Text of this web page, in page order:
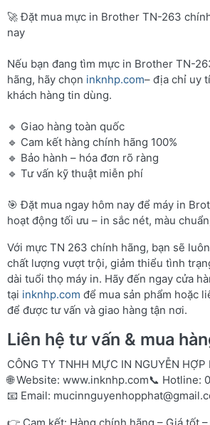
🚀 Đặt mua mực in Brother TN-263
nay
Nếu bạn đang tìm mực in Brother TN-
hãng, hãy chọn inknhp.com– địa chỉ uy
khách hàng tin dùng.
🔹 Giao hàng toàn quốc
🔹 Cam kết hàng chính hãng 100%
🔹 Bảo hành – hóa đơn rõ ràng
🔹 Tư vấn kỹ thuật miễn phí
🎯 Đặt mua ngay hôm nay để máy in
hoạt động tối ưu – in sắc nét, màu
Với mực TN 263 chính hãng, bạn sẽ
chất lượng vượt trội, giảm thiểu tình
dài tuổi thọ máy in. Hãy đến ngay cửa
tại inknhp.com để mua sản phẩm hoặc
để được tư vấn và giao hàng tận nơi.
Liên hệ tư vấn & mua
CÔNG TY TNHH MỰC IN NGUYỄN HỢP
🌐 Website: www.inknhp.com📞 Hotline:
📧 Email:
👉 Cam kết: Hàng chính hãng – Giá tốt